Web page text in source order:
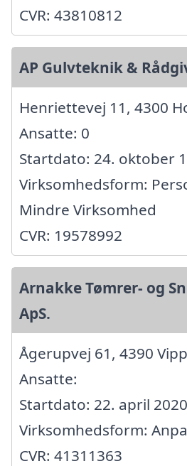
CVR: 43810812
AP Gulvteknik &
Henriettevej 11, 4300
Ansatte: 0
Startdato: 24. oktober
Virksomhedsform:
Mindre Virksomhed
CVR: 19578992
Arnakke Tømrer- og
ApS.
Ågerupvej 61, 4390
Ansatte:
Startdato: 22. april
Virksomhedsform:
CVR: 41311363